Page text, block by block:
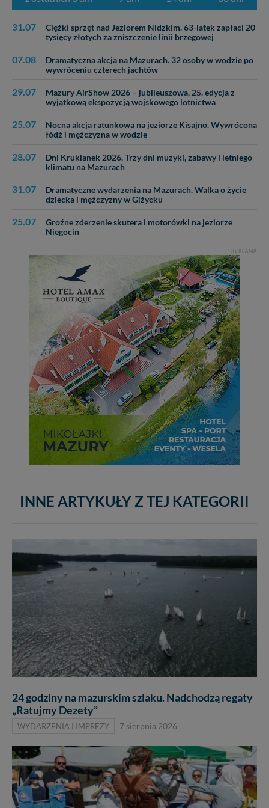
31.07
Ciężki sprzęt nad Jeziorem Nidzkim. 63-latek zapłaci 20
tysięcy złotych za zniszczenie linii brzegowej
07.08
Dramatyczna akcja na Mazurach. 32 osoby w wodzie po
wywróceniu czterech jachtów
29.07
Mazury AirShow 2026 – jubileuszowa, 25. edycja z
wyjątkową ekspozycją wojskowego lotnictwa
25.07
Nocna akcja ratunkowa na jeziorze Kisajno. Wywrócona
łódź i mężczyzna w wodzie
28.07
Dni Kruklanek 2026. Trzy dni muzyki, zabawy i letniego
klimatu na Mazurach
31.07
Dramatyczne wydarzenia na Mazurach. Walka o życie
dziecka i mężczyzny w Giżycku
25.07
Groźne zderzenie skutera i motorówki na jeziorze
Niegocin
REKLAMA
INNE ARTYKUŁY Z TEJ KATEGORII
24 godziny na mazurskim szlaku. Nadchodzą regaty
„Ratujmy Dezety”
WYDARZENIA I IMPREZY 7 sierpnia 2026
nowo...